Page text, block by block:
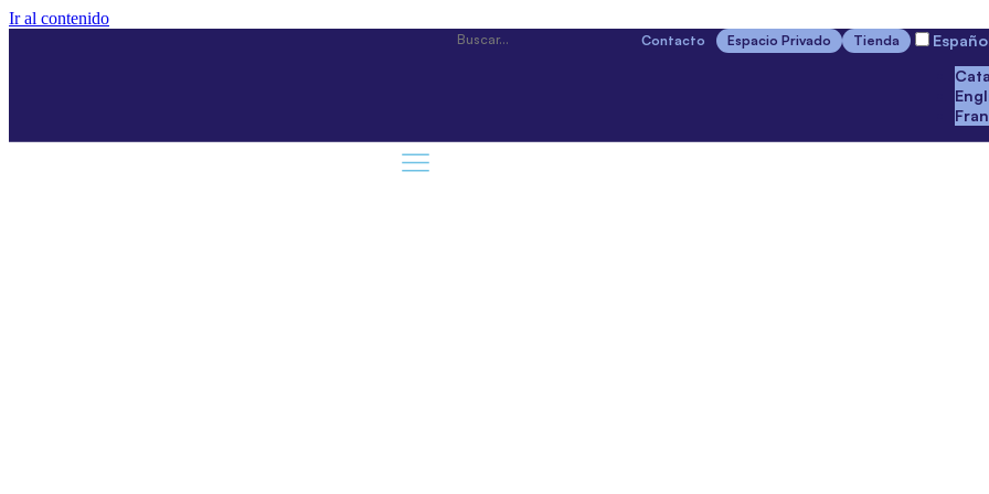
Ir al contenido
Contacto Espacio Privado Tienda